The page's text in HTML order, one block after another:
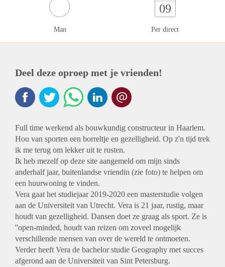
Man
09
Per direct
Deel deze oproep met je vrienden!
Full time werkend als bouwkundig constructeur in Haarlem.
Hou van sporten een borreltje en gezelligheid. Op z'n tijd trek
ik me terug om lekker uit te rusten.
Ik heb mezelf op deze site aangemeld om mijn sinds
anderhalf jaar, buitenlandse vriendin (zie foto) te helpen om
een huurwoning te vinden.
Vera gaat het studiejaar 2019-2020 een masterstudie volgen
aan de Universiteit van Utrecht. Vera is 21 jaar, rustig, maar
houdt van gezelligheid. Dansen doet ze graag als sport. Ze is
''open-minded, houdt van reizen om zoveel mogelijk
verschillende mensen van over de wereld te ontmoeten.
Verder heeft Vera de bachelor studie Geography met succes
afgerond aan de Universiteit van Sint Petersburg.